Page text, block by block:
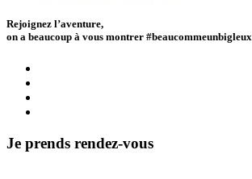
Rejoignez l’aventure,
on a beaucoup à vous montrer #beaucommeunbigleux
Je prends rendez-vous